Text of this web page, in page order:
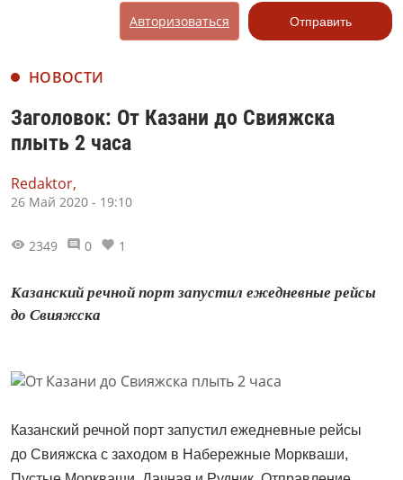
Авторизоваться Отправить
НОВОСТИ
Заголовок: От Казани до Свияжска
плыть 2 часа
Redaktor,
26 Май 2020 - 19:10
2349 0 1
Казанский речной порт запустил ежедневные рейсы
до Свияжска
Казанский речной порт запустил ежедневные рейсы
до Свияжска с заходом в Набережные Моркваши,